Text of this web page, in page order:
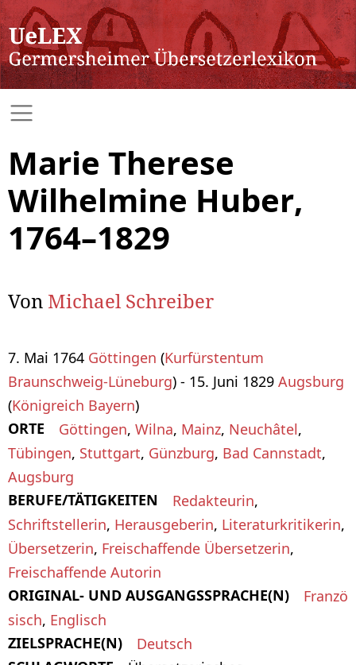
Marie Therese
Wilhelmine Huber,
1764–1829
Von Michael Schreiber
7. Mai 1764 Göttingen (Kurfürstentum
Braunschweig-Lüneburg) - 15. Juni 1829 Augsburg
(Königreich Bayern)
ORTE Göttingen, Wilna, Mainz, Neuchâtel,
Tübingen, Stuttgart, Günzburg, Bad Cannstadt,
Augsburg
BERUFE/TÄTIGKEITEN Redakteurin,
Schriftstellerin, Herausgeberin, Literaturkritikerin,
Übersetzerin, Freischaffende Übersetzerin,
Freischaffende Autorin
ORIGINAL- UND AUSGANGSSPRACHE(N)
Franzö
sisch, Englisch
ZIELSPRACHE(N) Deutsch